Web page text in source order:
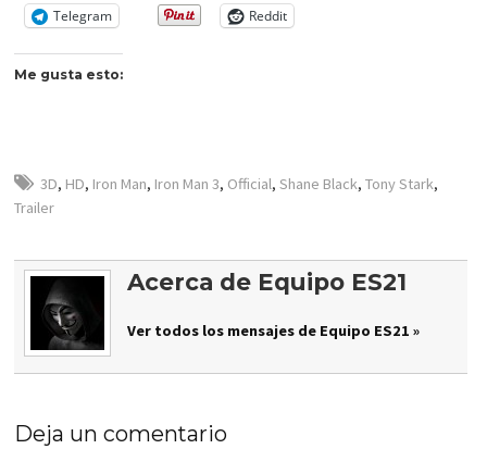
Telegram Reddit
Me gusta esto:
3D, HD, Iron Man, Iron Man 3, Official,Shane Black,Tony Stark,
Trailer
Acerca de Equipo ES21
Ver todos los mensajes de Equipo ES21 »
Deja un comentario